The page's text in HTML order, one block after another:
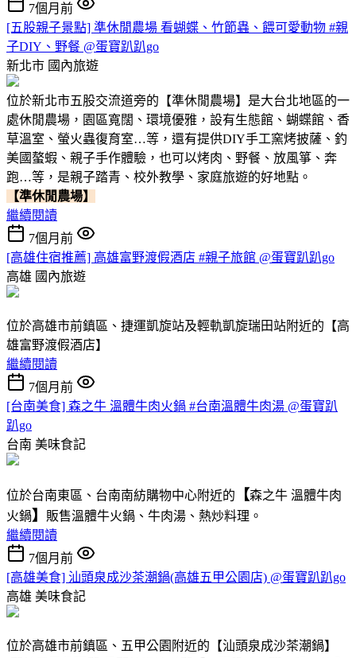
7個月前
[五股親子景點] 準休閒農場 看蝴蝶、竹節蟲、餵可愛動物 #親
子DIY、野餐 @蛋寶趴趴go
新北市 國內旅遊
位於新北市五股交流道旁的【準休閒農場】是大台北地區的一
處休閒農場，園區寬闊、環境優雅，設有生態館、蝴蝶館、香
草溫室、螢火蟲復育室…等，還有提供DIY手工窯烤披薩、釣
美國螯蝦、親子手作體驗，也可以烤肉、野餐、放風箏、奔
跑…等，是親子踏青、校外教學、家庭旅遊的好地點。
【準休閒農場】
繼續閱讀
7個月前
[高雄住宿推薦] 高雄富野渡假酒店 #親子旅館 @蛋寶趴趴go
高雄 國內旅遊
位於高雄市前鎮區、捷運凱旋站及輕軌凱旋瑞田站附近的【高
雄富野渡假酒店】
繼續閱讀
7個月前
[台南美食] 森之牛 溫體牛肉火鍋 #台南溫體牛肉湯 @蛋寶趴
趴go
台南 美味食記
位於台南東區、台南南紡購物中心附近的 【森之牛 溫體牛肉
火鍋】
販售溫體牛火鍋、牛肉湯、熱炒料理。
繼續閱讀
7個月前
[高雄美食] 汕頭泉成沙茶潮鍋(高雄五甲公園店) @蛋寶趴趴go
高雄 美味食記
位於高雄市前鎮區、五甲公園附近的【汕頭泉成沙茶潮鍋】